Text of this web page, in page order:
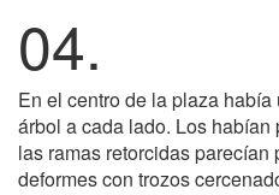
04.
En el centro de la plaza
árbol a cada lado. Los
las ramas retorcidas
deformes con trozos